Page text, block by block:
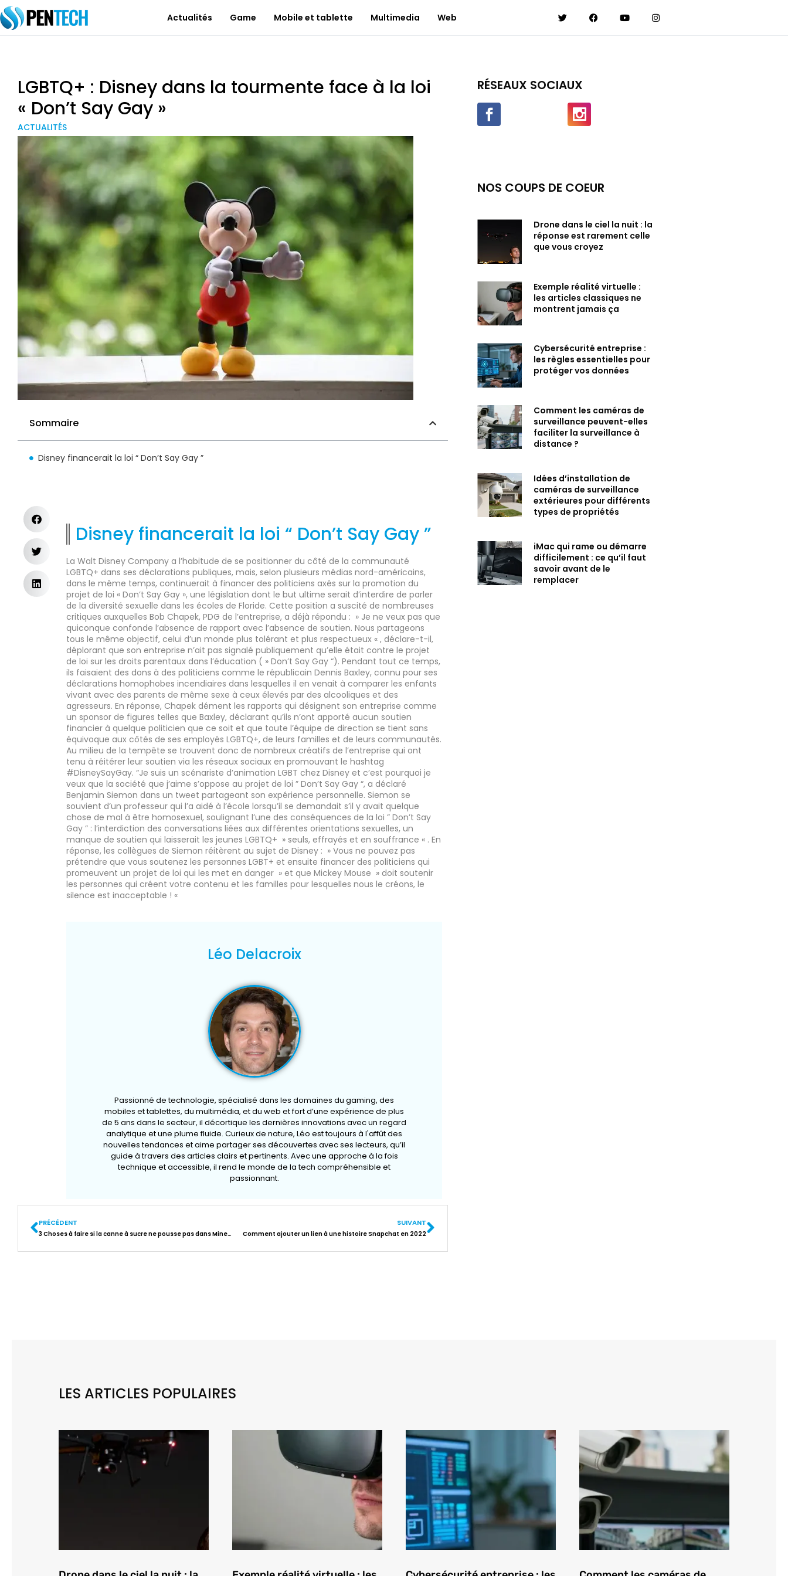
Actualités Game Mobile et tablette Multimedia Web
LGBTQ+ : Disney dans la tourmente face à la loi
« Don’t Say Gay »
ACTUALITÉS
Sommaire
Disney financerait la loi “ Don’t Say Gay ”
Disney financerait la loi “ Don’t Say Gay ”
La Walt Disney Company a l’habitude de se positionner du côté de la communauté
LGBTQ+ dans ses déclarations publiques, mais, selon plusieurs médias nord-américains,
dans le même temps, continuerait à financer des politiciens axés sur la promotion du
projet de loi « Don’t Say Gay », une législation dont le but ultime serait d’interdire de parler
de la diversité sexuelle dans les écoles de Floride. Cette position a suscité de nombreuses
critiques auxquelles Bob Chapek, PDG de l’entreprise, a déjà répondu : » Je ne veux pas que
quiconque confonde l’absence de rapport avec l’absence de soutien. Nous partageons
tous le même objectif, celui d’un monde plus tolérant et plus respectueux « , déclare-t-il,
déplorant que son entreprise n’ait pas signalé publiquement qu’elle était contre le projet
de loi sur les droits parentaux dans l’éducation ( » Don’t Say Gay “). Pendant tout ce temps,
ils faisaient des dons à des politiciens comme le républicain Dennis Baxley, connu pour ses
déclarations homophobes incendiaires dans lesquelles il en venait à comparer les enfants
vivant avec des parents de même sexe à ceux élevés par des alcooliques et des
agresseurs. En réponse, Chapek dément les rapports qui désignent son entreprise comme
un sponsor de figures telles que Baxley, déclarant qu’ils n’ont apporté aucun soutien
financier à quelque politicien que ce soit et que toute l’équipe de direction se tient sans
équivoque aux côtés de ses employés LGBTQ+, de leurs familles et de leurs communautés.
Au milieu de la tempête se trouvent donc de nombreux créatifs de l’entreprise qui ont
tenu à réitérer leur soutien via les réseaux sociaux en promouvant le hashtag
#DisneySayGay. “Je suis un scénariste d’animation LGBT chez Disney et c’est pourquoi je
veux que la société que j’aime s’oppose au projet de loi ” Don’t Say Gay “, a déclaré
Benjamin Siemon dans un tweet partageant son expérience personnelle. Siemon se
souvient d’un professeur qui l’a aidé à l’école lorsqu’il se demandait s’il y avait quelque
chose de mal à être homosexuel, soulignant l’une des conséquences de la loi ” Don’t Say
Gay ” : l’interdiction des conversations liées aux différentes orientations sexuelles, un
manque de soutien qui laisserait les jeunes LGBTQ+ » seuls, effrayés et en souffrance « . En
réponse, les collègues de Siemon réitèrent au sujet de Disney : » Vous ne pouvez pas
prétendre que vous soutenez les personnes LGBT+ et ensuite financer des politiciens qui
promeuvent un projet de loi qui les met en danger » et que Mickey Mouse » doit soutenir
les personnes qui créent votre contenu et les familles pour lesquelles nous le créons, le
silence est inacceptable ! «
Léo Delacroix
Passionné de technologie, spécialisé dans les domaines du gaming, des
mobiles et tablettes, du multimédia, et du web et fort d’une expérience de plus
de 5 ans dans le secteur, il décortique les dernières innovations avec un regard
analytique et une plume fluide. Curieux de nature, Léo est toujours à l'affût des
nouvelles tendances et aime partager ses découvertes avec ses lecteurs, qu’il
guide à travers des articles clairs et pertinents. Avec une approche à la fois
technique et accessible, il rend le monde de la tech compréhensible et
passionnant.
PRÉCÉDENT
3 Choses à faire si la canne à sucre ne pousse pas dans Minecraft
SUIVANT
Comment ajouter un lien à une histoire Snapchat en 2022
RÉSEAUX SOCIAUX
NOS COUPS DE COEUR
Drone dans le ciel la nuit : la
réponse est rarement celle
que vous croyez
Exemple réalité virtuelle :
les articles classiques ne
montrent jamais ça
Cybersécurité entreprise :
les règles essentielles pour
protéger vos données
Comment les caméras de
surveillance peuvent-elles
faciliter la surveillance à
distance ?
Idées d’installation de
caméras de surveillance
extérieures pour différents
types de propriétés
iMac qui rame ou démarre
difficilement : ce qu’il faut
savoir avant de le
remplacer
LES ARTICLES POPULAIRES